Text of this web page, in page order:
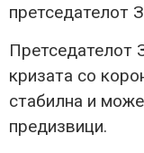
претседателот
Претседателот
кризата со
стабилна и
предизвици.